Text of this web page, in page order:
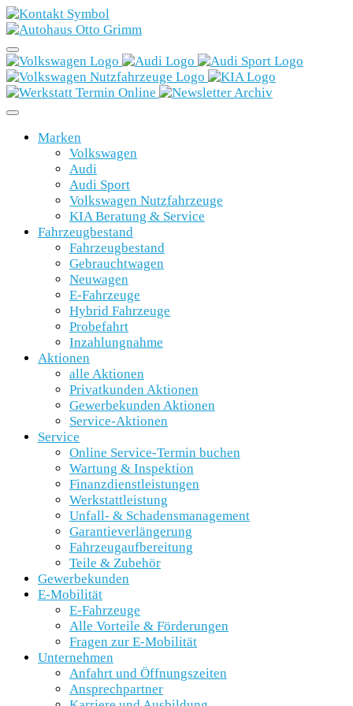
Marken
Volkswagen
Audi
Audi Sport
Volkswagen Nutzfahrzeuge
KIA Beratung & Service
Fahrzeugbestand
Fahrzeugbestand
Gebrauchtwagen
Neuwagen
E-Fahrzeuge
Hybrid Fahrzeuge
Probefahrt
Inzahlungnahme
Aktionen
alle Aktionen
Privatkunden Aktionen
Gewerbekunden Aktionen
Service-Aktionen
Service
Online Service-Termin buchen
Wartung & Inspektion
Finanzdienstleistungen
Werkstattleistung
Unfall- & Schadensmanagement
Garantieverlängerung
Fahrzeugaufbereitung
Teile & Zubehör
Gewerbekunden
E-Mobilität
E-Fahrzeuge
Alle Vorteile & Förderungen
Fragen zur E-Mobilität
Unternehmen
Anfahrt und Öffnungszeiten
Ansprechpartner